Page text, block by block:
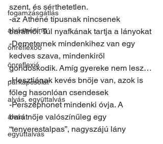
fogamzásgátlás
alvástréning
önreflexoó
önreflexió
párkapcsolat
alvás, együttalvás
alvás
együttalvás
szent, és sérthetetlen.
-az Athéné típusnak nincsenek
barátnői. Túl nyafkának tartja a lányokat
-Demeternek mindenkihez van egy
kedves szava, mindenkiről
gondoskodik. Amíg gyereke nem lesz…
-Hesztiának kevés bnője van, azok is
főleg hasonlóan csendesek
-Perszephonet mindenki óvja. A
barátnője valószínűleg egy
“tenyerestalpas”, nagyszájú lány